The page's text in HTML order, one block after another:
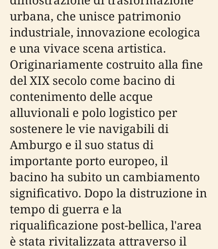
urbana, che unisce patrimonio
industriale, innovazione ecologica
e una vivace scena artistica.
Originariamente costruito alla fine
del XIX secolo come bacino di
contenimento delle acque
alluvionali e polo logistico per
sostenere le vie navigabili di
Amburgo e il suo status di
importante porto europeo, il
bacino ha subito un cambiamento
significativo. Dopo la distruzione in
tempo di guerra e la
riqualificazione post-bellica, l'area
è stata rivitalizzata attraverso il